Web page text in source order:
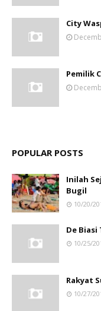
City
Pemilik
POPULAR POSTS
Inilah
Bugil
10/20/
De
10/25/
Rakyat
10/27/